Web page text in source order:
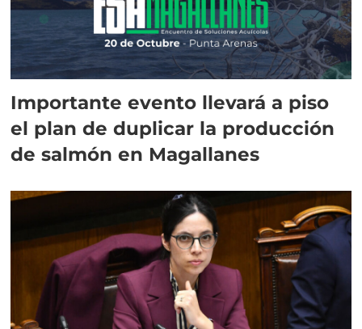
Importante evento llevará a piso
el plan de duplicar la producción
de salmón en Magallanes